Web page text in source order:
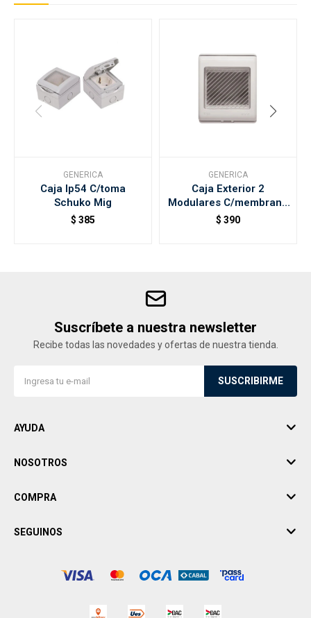
GENERICA
Caja Ip54 C/toma
Schuko Mig
$ 385
GENERICA
Caja Exterior 2
Modulares C/membrana
Gris
$ 390
Suscríbete a nuestra newsletter
Recibe todas las novedades y ofertas de nuestra tienda.
SUSCRIBIRME
AYUDA
NOSOTROS
COMPRA
SEGUINOS